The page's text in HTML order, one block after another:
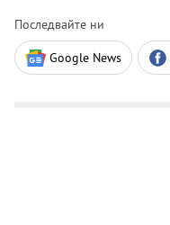
Последвайте ни
Google News